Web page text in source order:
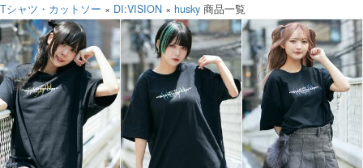
Tシャツ・カットソー × DI:VISION × husky 商品一覧